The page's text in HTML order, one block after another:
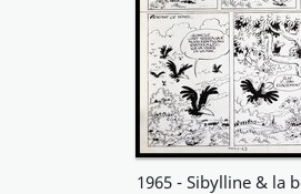
1965 - Sibylline & la